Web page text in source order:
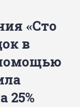
«Сто
в
25%